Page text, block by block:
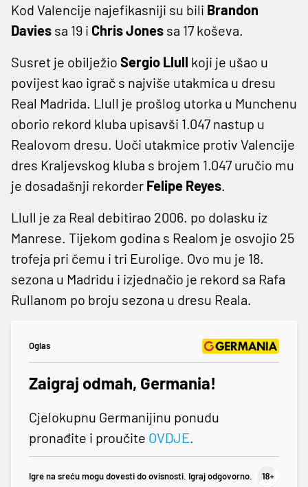
Kod Valencije najefikasniji su bili Brandon
Davies sa 19 i ChrisJones sa 17 koševa.
Susret je obilježio Sergio Llull koji je ušao u
povijest kao igrač s najviše utakmica u dresu
Real Madrida. Llull je prošlog utorka u Munchenu
oborio rekord kluba upisavši 1.047 nastup u
Realovom dresu. Uoči utakmice protiv Valencije
dres Kraljevskog kluba s brojem 1.047 uručio mu
je dosadašnji rekorder Felipe Reyes.
Llull je za Real debitirao 2006. po dolasku iz
Manrese. Tijekom godina s Realom je osvojio 25
trofeja pri čemu i tri Eurolige. Ovo mu je 18.
sezona u Madridu i izjednačio je rekord sa Rafa
Rullanom po broju sezona u dresu Reala.
Oglas
Zaigraj odmah, Germania!
Cjelokupnu Germanijinu ponudu
pronađite i proučite OVDJE.
Igre na sreću mogu dovesti do ovisnosti. Igraj odgovorno.